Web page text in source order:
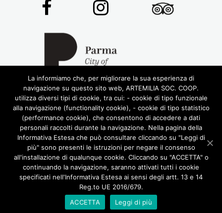
© 2016 RIGHTS RESERVED •ARTEMILIA SOCIETÀ
COOPERATIVA
• P.IVA 02772780348
DESIGN BY LABORATORIOCREATIVO.IT
CHI SIAMO TOUR
ENOGASTRONOMIA
CASTELLI DEL DUCATO
VERDI E MUSICA
ITINERARI INSOLITI
SCUOLA
CONTATTI
PRIVACY
La informiamo che, per migliorare la sua esperienza di
navigazione su questo sito web, ARTEMILIA SOC. COOP.
utilizza diversi tipi di cookie, tra cui: - cookie di tipo funzionale
alla navigazione (functionality cookie), - cookie di tipo statistico
(performance cookie), che consentono di accedere a dati
personali raccolti durante la navigazione. Nella pagina della
Informativa Estesa che può consultare cliccando su "Leggi di
più" sono presenti le istruzioni per negare il consenso
all'installazione di qualunque cookie. Cliccando su "ACCETTA" o
continuando la navigazione, saranno attivati tutti i cookie
specificati nell'Informativa Estesa ai sensi degli artt. 13 e 14
Reg.to UE 2016/679.
ACCETTA
Leggi di più